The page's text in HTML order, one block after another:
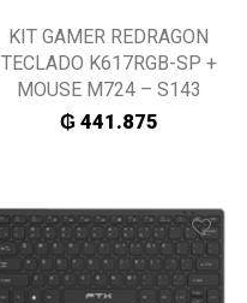
KIT GAMER REDRAGON
TECLADO K617RGB-SP +
MOUSE M724 – S143
₲441.875